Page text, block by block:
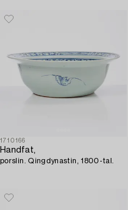
1710166
Handfat,
porslin. Qingdynastin, 1800-tal.